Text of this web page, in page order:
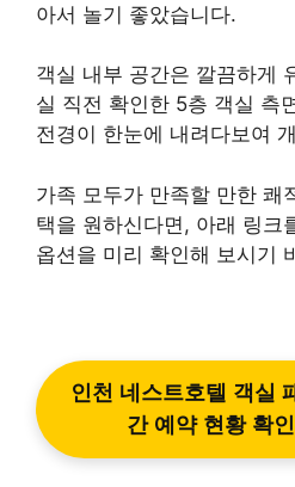
아서 놀기 좋았습니다.
객실 내부 공간은 깔끔하게
실 직전 확인한 5층 객실 측
전경이 한눈에 내려다보여
가족 모두가 만족할 만한 쾌
택을 원하신다면, 아래 링크
옵션을 미리 확인해 보시기
인천 네스트호텔 객실
간 예약 현황 확